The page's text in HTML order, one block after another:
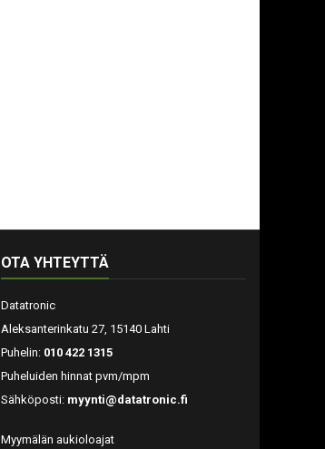
OTA YHTEYTTÄ
Datatronic
Aleksanterinkatu 27, 15140 Lahti
Puhelin: 010 422 1315
Puheluiden hinnat pvm/mpm
Sähköposti: myynti@datatronic.fi
Myymälän aukioloajat